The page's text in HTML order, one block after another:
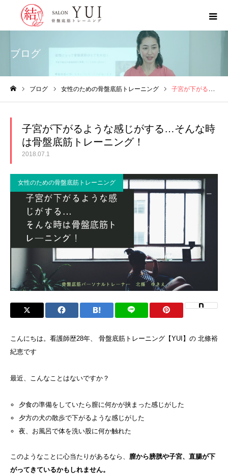
ブログ
ブログ 女性のための骨盤底筋トレーニング 子宮が下がるような感じがする…そんな時は骨盤底筋トレーニング！
子宮が下がるような感じがする…そんな時
は骨盤底筋トレーニング！
2018.07.1
女性のための骨盤底筋トレーニング
こんにちは。看護師歴28年、 骨盤底筋トレーニング【YUI】の 北條裕
紀恵です
最近、こんなことはないですか？
夕食の準備をしていたら膣に何かが挟まった感じがした
夕方の犬の散歩で下がるような感じがした
夜、お風呂で体を洗い股に何か触れた
このようなことに心当たりがあるなら、 膣から膀胱や子宮、直腸が下
がってきているかもしれません。